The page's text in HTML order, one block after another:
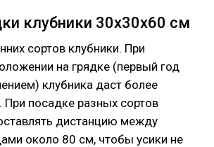
клубники 30х30х60 см
сортов клубники. При
на грядке (первый год
клубника даст более
посадке разных сортов
дистанцию между
около 80 см, чтобы усики не